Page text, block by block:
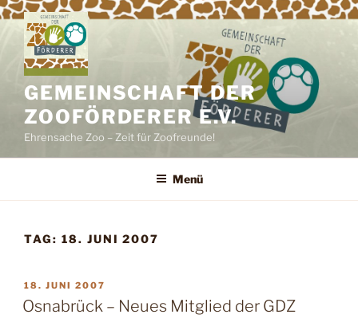
Zum
Inhalt
springen
GEMEINSCHAFT DER
ZOOFÖRDERER E.V.
Ehrensache Zoo – Zeit für Zoofreunde!
Menü
TAG: 18. JUNI 2007
VERÖFFENTLICHT
AM
18. JUNI 2007
Osnabrück – Neues Mitglied der GDZ